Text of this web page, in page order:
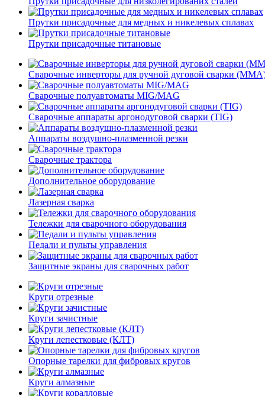
Прутки присадочные для медных и никелевых сплавах
Прутки присадочные титановые
Сварочные инверторы для ручной дуговой сварки
Сварочные полуавтоматы MIG/MAG
Сварочные аппараты аргонодуговой сварки (TIG)
Аппараты воздушно-плазменной резки
Сварочные трактора
Дополнительное оборудование
Лазерная сварка
Тележки для сварочного оборудования
Педали и пульты управления
Защитные экраны для сварочных работ
Круги отрезные
Круги зачистные
Круги лепестковые (КЛТ)
Опорные тарелки для фибровых кругов
Круги алмазные